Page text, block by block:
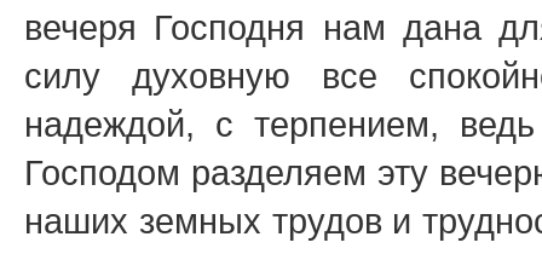
вечеря Господня нам дана
силу духовную все
надеждой, с терпением,
Господом разделяем эту
наших земных трудов и